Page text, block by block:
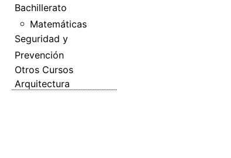
Bachillerato
Matemáticas
Seguridad y
Prevención
Otros Cursos
Arquitectura